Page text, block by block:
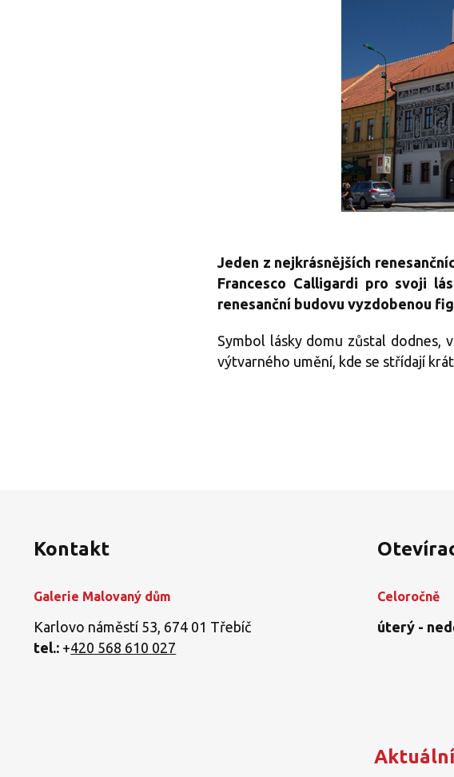
Jeden z nejkrásnějších
Francesco Calligardi pro svoji
renesanční budovu vyzdobenou
Symbol lásky domu zůstal dodnes,
výtvarného umění, kde se střídají
Kontakt
Galerie Malovaný dům
Karlovo náměstí 53, 674 01 Třebíč
tel.: +420 568 610 027
Celoročně
úterý -